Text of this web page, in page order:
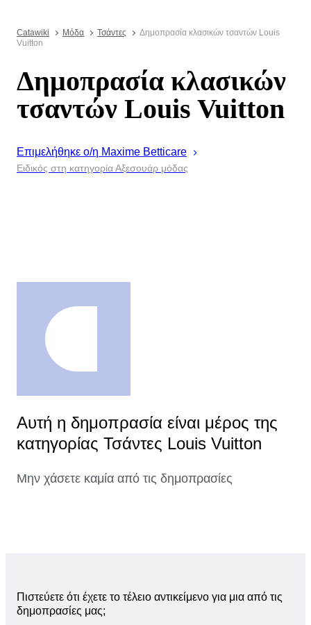
Catawiki Μόδα Τσάντες
Δημοπρασία κλασικών τσαντών Louis
Vuitton
Δημοπρασία κλασικών
τσαντών Louis Vuitton
Επιμελήθηκε ο/η Maxime Betticare
Ειδικός στη κατηγορία Αξεσουάρ μόδας
Αυτή η δημοπρασία είναι μέρος της
κατηγορίας Τσάντες Louis Vuitton
Μην χάσετε καμία από τις δημοπρασίες
Πιστεύετε ότι έχετε το τέλειο αντικείμενο για μια από τις
δημοπρασίες μας;